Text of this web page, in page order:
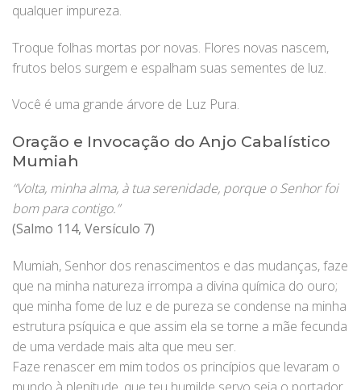
qualquer impureza.
Troque folhas mortas por novas. Flores novas nascem,
frutos belos surgem e espalham suas sementes de luz.
Você é uma grande árvore de Luz Pura.
Oração e Invocação do Anjo Cabalístico
Mumiah
“Volta, minha alma, à tua serenidade, porque o Senhor foi
bom para contigo.”
(Salmo 114, Versículo 7)
Mumiah, Senhor dos renascimentos e das mudanças, faze
que na minha natureza irrompa a divina química do ouro;
que minha fome de luz e de pureza se condense na minha
estrutura psíquica e que assim ela se torne a mãe fecunda
de uma verdade mais alta que meu ser.
Faze renascer em mim todos os princípios que levaram o
mundo à plenitude, que teu humilde servo seja o portador